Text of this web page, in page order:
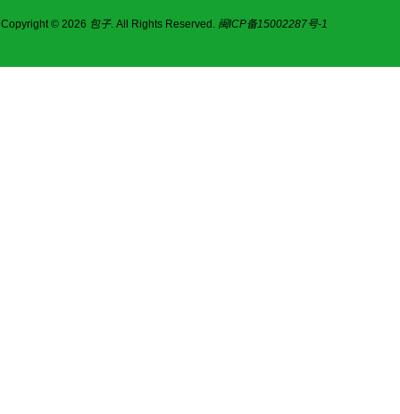
Copyright © 2026 包子. All Rights Reserved. 闽ICP备15002287号-1